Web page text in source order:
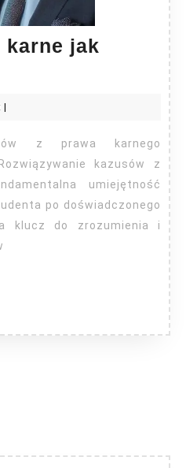
karne jak
karne
jak
rozwiązywać?
kazusów z
umiejętność
po doświadczonego
klucz do zrozumienia i